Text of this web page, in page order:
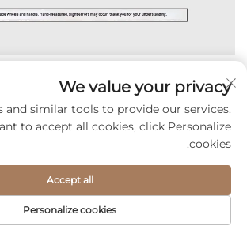
עלינו
היא חברת מזוודות מקצועית המשלבת מחקר ופיתוח,
We value your privacy
and similar tools to provide our services.
to accept all cookies, click Personalize
cookies.
Personalize cookies
Accept all